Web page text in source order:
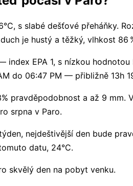
s slabé dešťové přeháňky.
je hustý a těžký, vlhkost 86
index EPA 1, s nízkou
do 06:47 PM — přibližně 13h
pravděpodobnost a až 9
srpna v Paro.
nejdeštivější den bude
datu, 24°C.
skvělý den na pobyt venku.